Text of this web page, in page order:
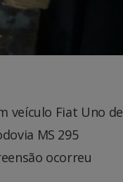
veículo Fiat Uno de
MS 295
ocorreu